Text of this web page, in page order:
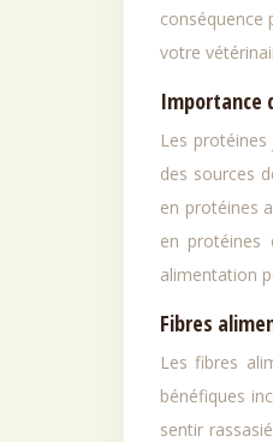
conséquence
votre
Importance
Les
des sources
en protéines
en protéines
alimentation
Fibres
Les fibres
bénéfiques
sentir